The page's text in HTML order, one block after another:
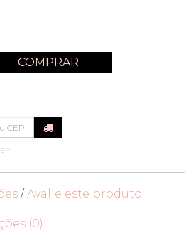
COMPRAR
/Avalie este produto
(0)